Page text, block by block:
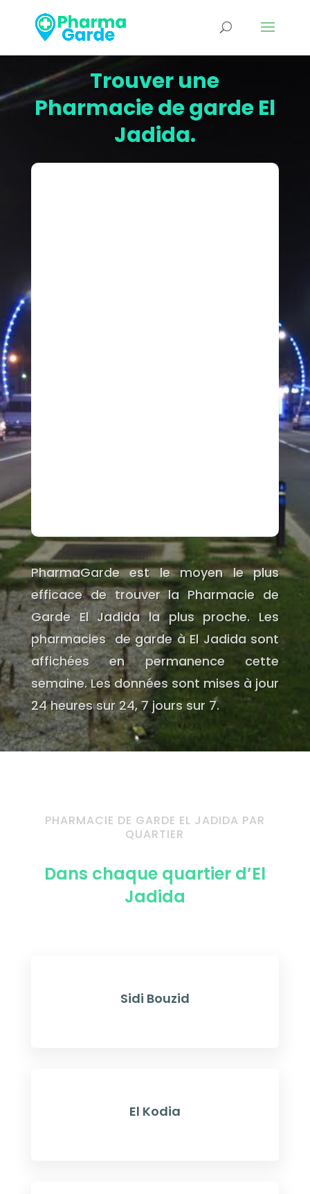
Trouver une
Pharmacie de garde El
Jadida.
PharmaGarde est le moyen le plus
efficace de trouver la Pharmacie de
Garde El Jadida la plus proche. Les
pharmacies de garde à El Jadida sont
affichées en permanence cette
semaine. Les données sont mises à jour
24 heures sur 24, 7 jours sur 7.
PHARMACIE DE GARDE EL JADIDA PAR
QUARTIER
Dans chaque quartier d’El
Jadida
Sidi Bouzid
El Kodia